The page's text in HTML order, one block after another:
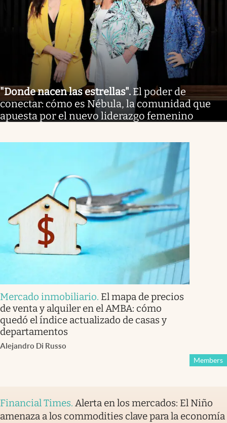
"Donde nacen las estrellas". El poder de
conectar: cómo es Nébula, la comunidad que
apuesta por el nuevo liderazgo femenino
Mercado inmobiliario. El mapa de precios
de venta y alquiler en el AMBA: cómo
quedó el índice actualizado de casas y
departamentos
Alejandro Di Russo
Members
Financial Times. Alerta en los mercados: El Niño
amenaza a los commodities clave para la economía